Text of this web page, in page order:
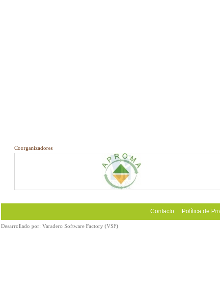
Coorganizadores
Contacto Política de
Desarrollado por: Varadero Software Factory (VSF)